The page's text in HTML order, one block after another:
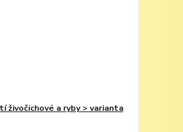
živočichové a ryby > varianta